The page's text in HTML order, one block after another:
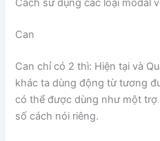
Cách sử dụng các loại modal
Can
Can chỉ có 2 thì: Hiện tại và
khác ta dùng động từ tương
có thể được dùng như một
số cách nói riêng.